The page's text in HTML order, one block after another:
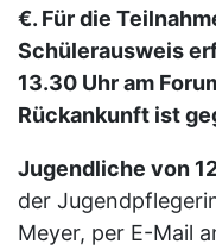
€. Für die
Schülerausweis
13.30 Uhr am
Rückankunft ist
Jugendliche von
der
Meyer, per E-Mail